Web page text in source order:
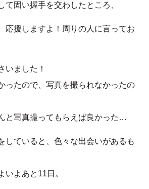
て固い握手を交わしたところ、
応援しますよ！周りの人に言ってお
いました！
ったので、写真を撮られなかったの
と写真撮ってもらえば良かった…
していると、色々な出会いがあるも
いよあと11日。